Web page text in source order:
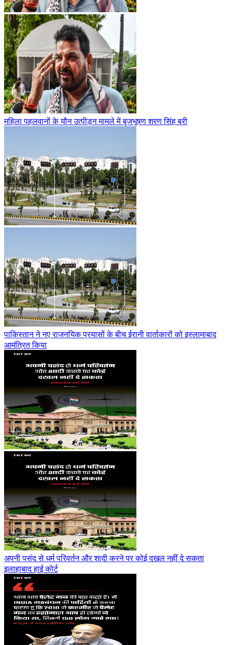
महिला पहलवानों के यौन उत्पीड़न मामले में बृजभूषण शरण सिंह बरी
पाकिस्तान ने नए राजनयिक प्रयासों के बीच ईरानी वार्ताकारों को इस्लामाबाद
आमंत्रित किया
अपनी पसंद से धर्म परिवर्तन और शादी करने पर कोई दखल नहीं दे सकता
इलाहाबाद हाई कोर्ट